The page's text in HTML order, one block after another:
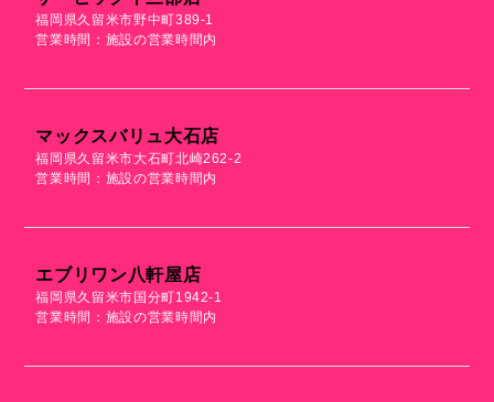
福岡県久留米市野中町389-1
営業時間：施設の営業時間内
マックスバリュ大石店
福岡県久留米市大石町北崎262-2
営業時間：施設の営業時間内
エブリワン八軒屋店
福岡県久留米市国分町1942-1
営業時間：施設の営業時間内